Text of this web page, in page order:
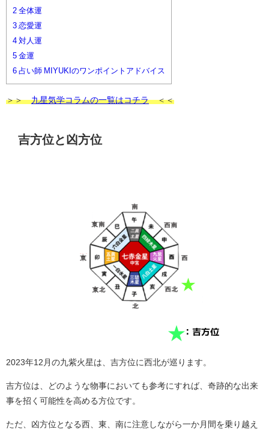
2 全体運
3 恋愛運
4 対人運
5 金運
6 占い師 MIYUKIのワンポイントアドバイス
＞＞九星気学コラムの一覧はコチラ＜＜
吉方位と凶方位
2023年12月の九紫火星は、吉方位に西北が巡ります。
吉方位は、どのような物事においても参考にすれば、奇跡的な出来
事を招く可能性を高める方位です。
ただ、凶方位となる西、東、南に注意しながら一か月間を乗り越え